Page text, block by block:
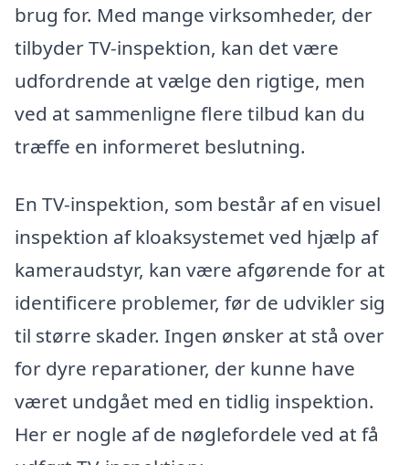
brug for. Med mange virksomheder, der
tilbyder TV-inspektion, kan det være
udfordrende at vælge den rigtige, men
ved at sammenligne flere tilbud kan du
træffe en informeret beslutning.
En TV-inspektion, som består af en visuel
inspektion af kloaksystemet ved hjælp af
kameraudstyr, kan være afgørende for at
identificere problemer, før de udvikler sig
til større skader. Ingen ønsker at stå over
for dyre reparationer, der kunne have
været undgået med en tidlig inspektion.
Her er nogle af de nøglefordele ved at få